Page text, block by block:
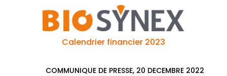
Calendrier financier 2023
COMMUNIQUE DE PRESSE, 20 DECEMBRE 2022